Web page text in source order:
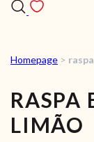
Homepage >
RASPA
LIMÃO